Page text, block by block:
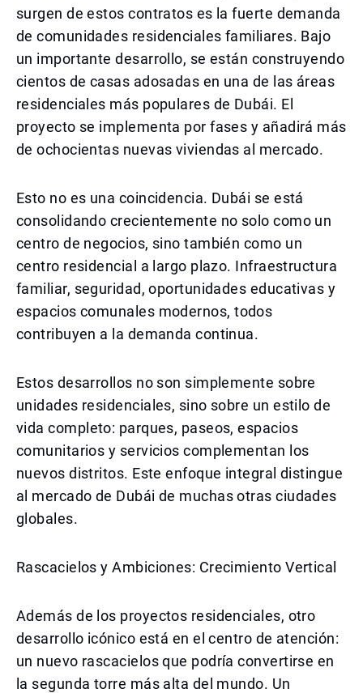
surgen de estos contratos es la fuerte demanda
de comunidades residenciales familiares. Bajo
un importante desarrollo, se están construyendo
cientos de casas adosadas en una de las áreas
residenciales más populares de Dubái. El
proyecto se implementa por fases y añadirá más
de ochocientas nuevas viviendas al mercado.
Esto no es una coincidencia. Dubái se está
consolidando crecientemente no solo como un
centro de negocios, sino también como un
centro residencial a largo plazo. Infraestructura
familiar, seguridad, oportunidades educativas y
espacios comunales modernos, todos
contribuyen a la demanda continua.
Estos desarrollos no son simplemente sobre
unidades residenciales, sino sobre un estilo de
vida completo: parques, paseos, espacios
comunitarios y servicios complementan los
nuevos distritos. Este enfoque integral distingue
al mercado de Dubái de muchas otras ciudades
globales.
Rascacielos y Ambiciones: Crecimiento Vertical
Además de los proyectos residenciales, otro
desarrollo icónico está en el centro de atención:
un nuevo rascacielos que podría convertirse en
la segunda torre más alta del mundo. Un